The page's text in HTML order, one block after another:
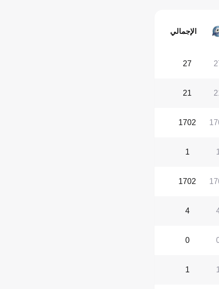
الإجمالي
27
21
1702
1
1
1702
4
0
1
1